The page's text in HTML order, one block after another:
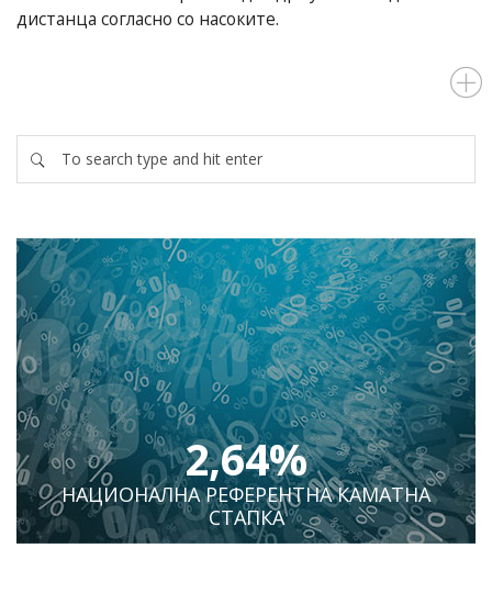
дистанца согласно со насоките.
2,64%
НАЦИОНАЛНА РЕФЕРЕНТНА КАМАТНА
СТАПКА